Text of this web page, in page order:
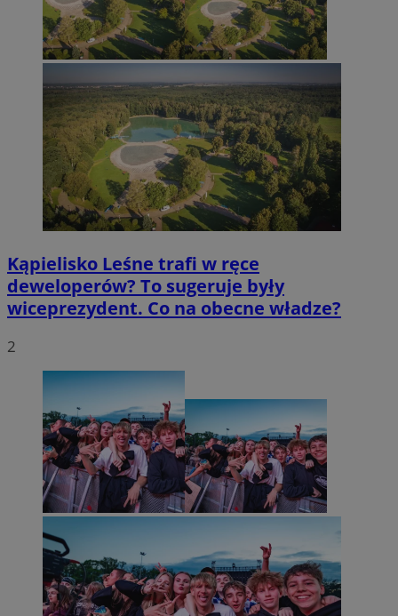
Kąpielisko Leśne trafi w ręce
deweloperów? To sugeruje były
wiceprezydent. Co na obecne władze?
2